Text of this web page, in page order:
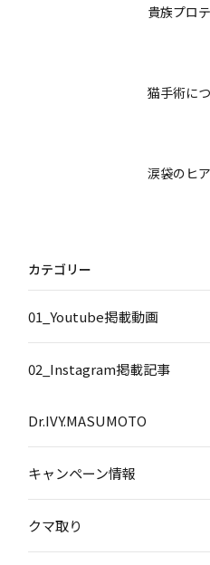
貴族プロ
猫手術に
涙袋のヒ
カテゴリー
01_Youtube掲載動画
02_Instagram掲載記事
Dr.IVY.MASUMOTO
キャンペーン情報
クマ取り